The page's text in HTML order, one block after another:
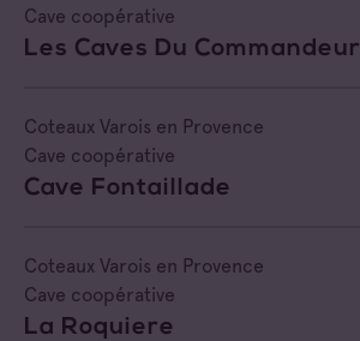
Cave coopérative
Les Caves Du Commandeur
Coteaux Varois en Provence
Cave coopérative
Cave Fontaillade
Coteaux Varois en Provence
Cave coopérative
La Roquiere